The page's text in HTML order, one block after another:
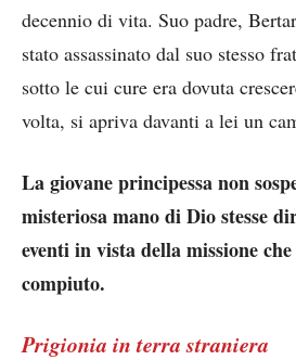
decennio di vita. Suo padre,
stato assassinato dal suo stesso
sotto le cui cure era dovuta
volta, si apriva davanti a lei un
La giovane principessa non
misteriosa mano di Dio stesse
eventi in vista della missione
compiuto.
Prigionia in terra straniera